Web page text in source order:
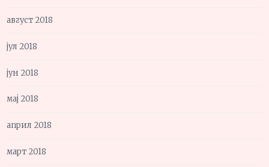
август 2018
јул 2018
јун 2018
мај 2018
април 2018
март 2018